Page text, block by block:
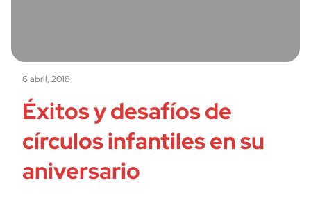
6 abril, 2018
Éxitos y desafíos de
círculos infantiles en su
aniversario